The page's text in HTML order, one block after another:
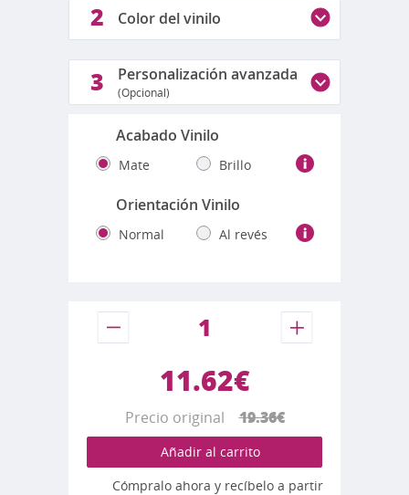
2 Color del vinilo
3 Personalización avanzada
(Opcional)
Acabado Vinilo
Mate Brillo
Orientación Vinilo
Normal Al revés
11.62€
Precio original19.36€
Añadir al carrito
Cómpralo ahora y recíbelo a partir